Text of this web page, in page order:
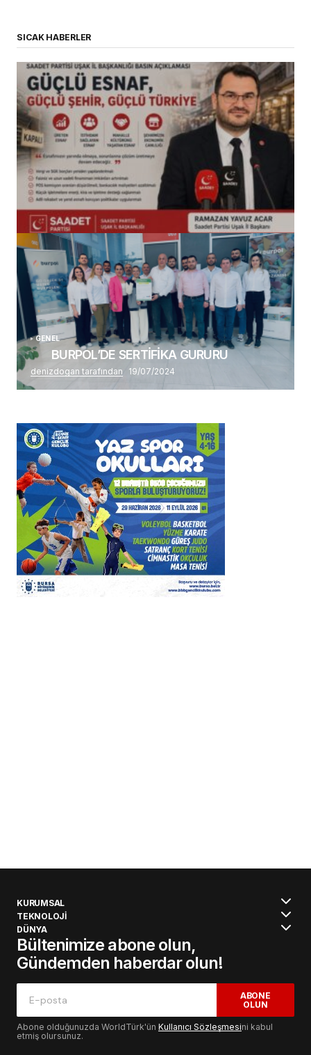
SICAK HABERLER
(başlıksız)
Alaattin Karahan tarafından 14/07/2026
GENEL
BURPOL’DE SERTİFİKA GURURU
denizdogan tarafından 19/07/2024
KURUMSAL
TEKNOLOJİ
DÜNYA
Bültenimize abone olun,
Gündemden haberdar olun!
ABONE
OLUN
Abone olduğunuzda WorldTürk'ün Kullanıcı Sözleşmesini kabul
etmiş olursunuz.